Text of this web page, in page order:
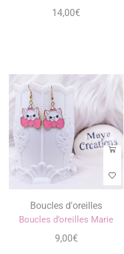
14,00€
Boucles d'oreilles
Boucles d’oreilles Marie
9,00€